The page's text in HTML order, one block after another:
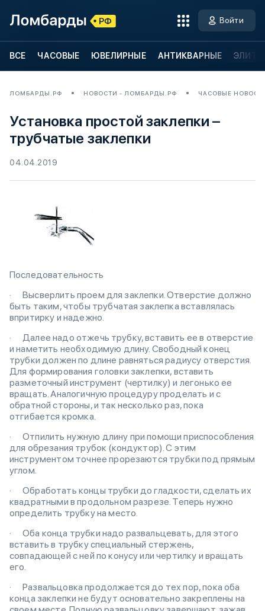
Войти
ВСЕ ЧАСОВЫЕ ЮВЕЛИРНЫЕ АНТИКВАРНЫЕ
ЛОМБАРДЫ.РФ НОВОСТИ - ЛОМБАРДЫ.РФ ЧАСОВЫЕ
Установка простой заклепки –
трубчатые заклепки
04.04.2019
Последовательность
· Высверлить проем для заклепки. Отверстие должно
быть таким, чтобы трубчатая заклепка вставлялась
впритирку и надежно.
· Далее надо отжечь трубку, вставить ее в отверстие
и наметить необходимую длину. Свободный конец
трубки должен по длине равняться радиусу отверстия.
Для формирования головки заклепки, вставить
разметочный инструмент (чертилку) и легонько ее
вращать. Аналогичную процедуру проделать и с
обратной стороны, и так несколько раз, пока
отгибается кромка.
· Отпилить нужную длину при помощи приспособления
для обрезания трубок (кондуктор). С этим
инструментом точнее прорезаются трубки под прямым
углом.
· Обработать концы трубки до гладкости, сделать их
квадратными в продольном разрезе. Теперь нужно
определить трубку на место.
· Оба конца трубки надо развальцевать, для этого
вставить в трубку специальный стержень,
совпадающей с ней по конусу или чертилку и вращать
его.
· Развальцовка продолжается до тех пор, пока оба
конца заклепки не будут основательно закреплены на